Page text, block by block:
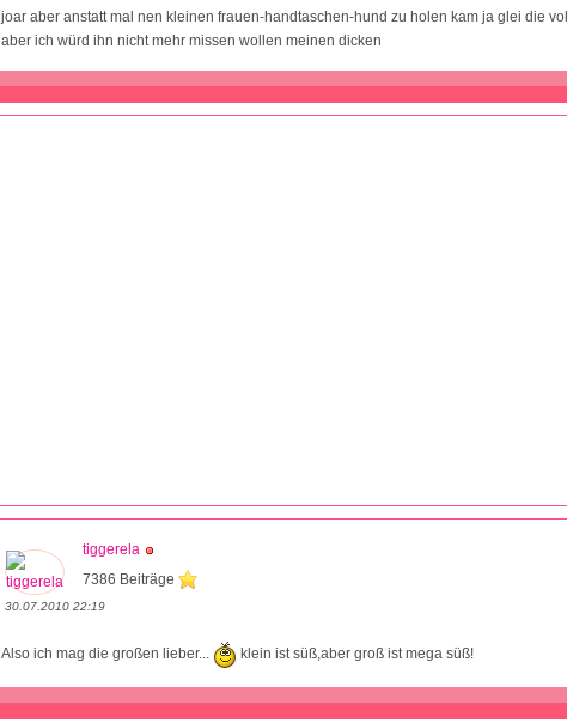
joar aber anstatt mal nen kleinen frauen-handtaschen-hund zu holen kam ja glei die
aber ich würd ihn nicht mehr missen wollen meinen dicken
tiggerela
7386 Beiträge
30.07.2010 22:19
Also ich mag die großen lieber... klein ist süß,aber groß ist mega süß!